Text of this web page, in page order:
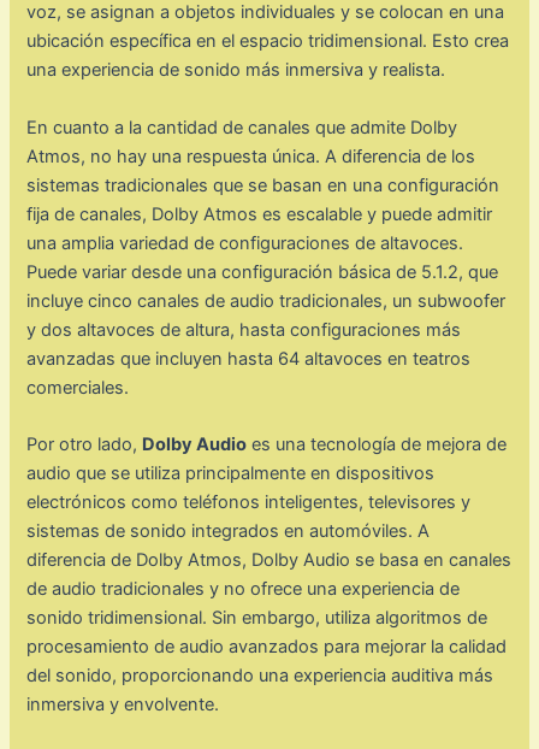
voz, se asignan a objetos individuales y se colocan en una
ubicación específica en el espacio tridimensional. Esto crea
una experiencia de sonido más inmersiva y realista.
En cuanto a la cantidad de canales que admite Dolby
Atmos, no hay una respuesta única. A diferencia de los
sistemas tradicionales que se basan en una configuración
fija de canales, Dolby Atmos es escalable y puede admitir
una amplia variedad de configuraciones de altavoces.
Puede variar desde una configuración básica de 5.1.2, que
incluye cinco canales de audio tradicionales, un subwoofer
y dos altavoces de altura, hasta configuraciones más
avanzadas que incluyen hasta 64 altavoces en teatros
comerciales.
Por otro lado, Dolby Audio es una tecnología de mejora de
audio que se utiliza principalmente en dispositivos
electrónicos como teléfonos inteligentes, televisores y
sistemas de sonido integrados en automóviles. A
diferencia de Dolby Atmos, Dolby Audio se basa en canales
de audio tradicionales y no ofrece una experiencia de
sonido tridimensional. Sin embargo, utiliza algoritmos de
procesamiento de audio avanzados para mejorar la calidad
del sonido, proporcionando una experiencia auditiva más
inmersiva y envolvente.